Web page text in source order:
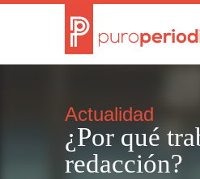
Actualidad
¿Por qué
redacción?